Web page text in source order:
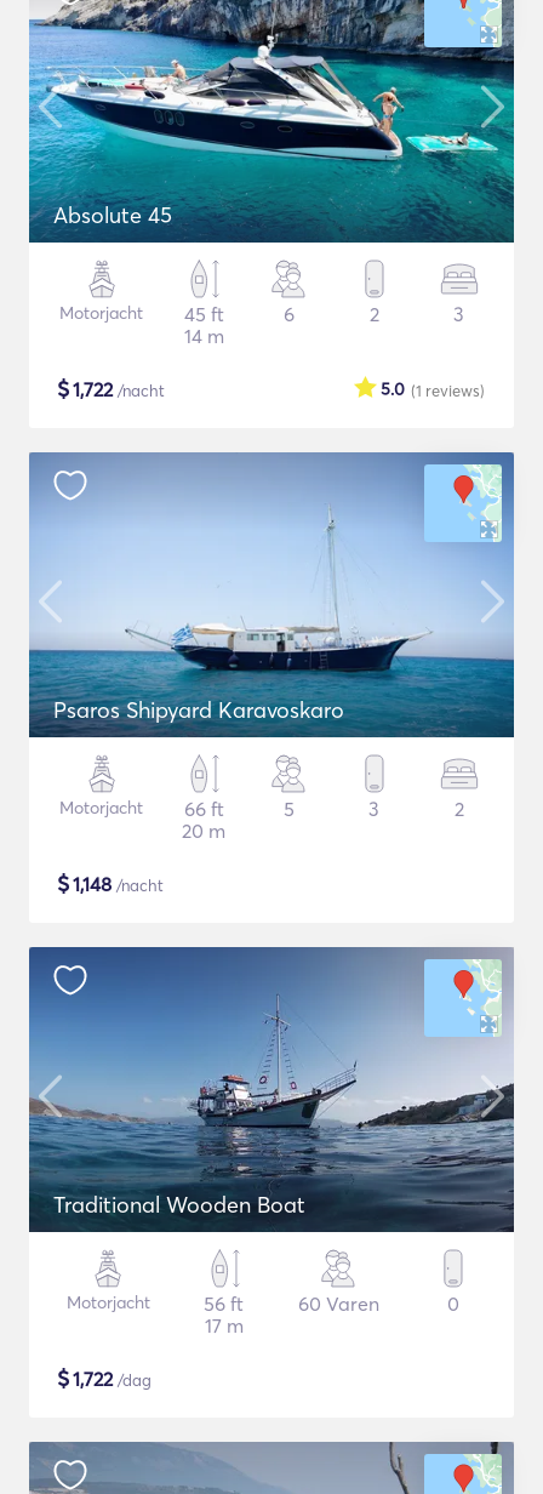
Absolute 45
Motorjacht
45 ft
14 m
6 2 3
$1,722/nacht (1 reviews)
5.0
Psaros Shipyard Karavoskaro
Motorjacht
66 ft
20 m
5 3 2
$1,148 /nacht
Traditional Wooden Boat
Motorjacht
56 ft
17 m
60 Varen 0
$1,722/dag